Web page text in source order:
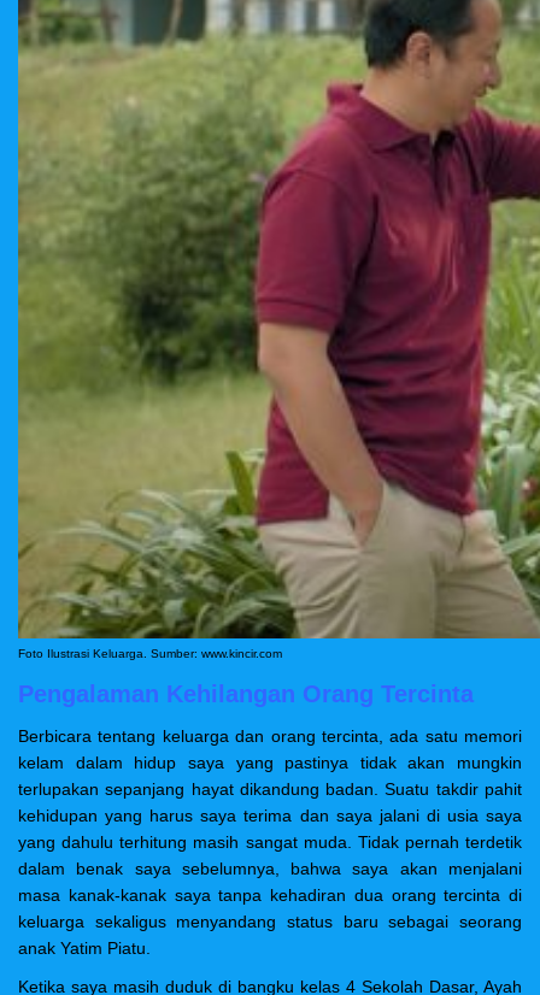
Foto Ilustrasi Keluarga. Sumber: www.kincir.com
Pengalaman Kehilangan Orang Tercinta
Berbicara tentang keluarga dan orang tercinta, ada satu memori
kelam dalam hidup saya yang pastinya tidak akan mungkin
terlupakan sepanjang hayat dikandung badan. Suatu takdir pahit
kehidupan yang harus saya terima dan saya jalani di usia saya
yang dahulu terhitung masih sangat muda. Tidak pernah terdetik
dalam benak saya sebelumnya, bahwa saya akan menjalani
masa kanak-kanak saya tanpa kehadiran dua orang tercinta di
keluarga sekaligus menyandang status baru sebagai seorang
anak Yatim Piatu.
Ketika saya masih duduk di bangku kelas 4 Sekolah Dasar, Ayah